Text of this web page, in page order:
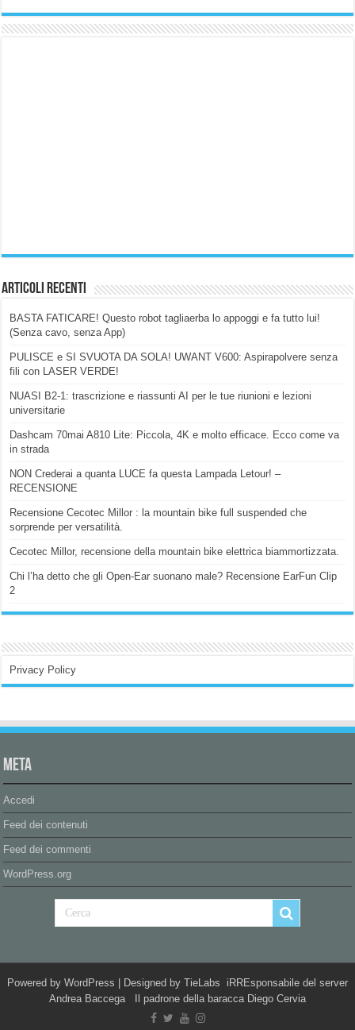
Articoli Recenti
BASTA FATICARE! Questo robot tagliaerba lo appoggi e fa tutto lui!
(Senza cavo, senza App)
PULISCE e SI SVUOTA DA SOLA! UWANT V600: Aspirapolvere senza
fili con LASER VERDE!
NUASI B2-1: trascrizione e riassunti AI per le tue riunioni e lezioni
universitarie
Dashcam 70mai A810 Lite: Piccola, 4K e molto efficace. Ecco come va
in strada
NON Crederai a quanta LUCE fa questa Lampada Letour! –
RECENSIONE
Recensione Cecotec Millor : la mountain bike full suspended che
sorprende per versatilità.
Cecotec Millor, recensione della mountain bike elettrica biammortizzata.
Chi l’ha detto che gli Open-Ear suonano male? Recensione EarFun Clip
2
Privacy Policy
Meta
Accedi
Feed dei contenuti
Feed dei commenti
WordPress.org
Powered by WordPress | Designed by TieLabs iRREsponsabile del server
Andrea Baccega Il padrone della baracca Diego Cervia